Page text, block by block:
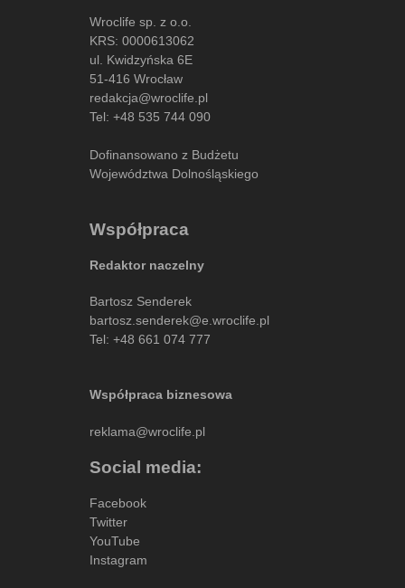
Wroclife sp. z o.o.
KRS: 0000613062
ul. Kwidzyńska 6E
51-416 Wrocław
redakcja@wroclife.pl
Tel: +48 535 744 090
Dofinansowano z Budżetu
Województwa Dolnośląskiego
Współpraca
Redaktor naczelny
Bartosz Senderek
bartosz.senderek@e.wroclife.pl
Tel: +48 661 074 777
Współpraca biznesowa
reklama@wroclife.pl
Social media:
Facebook
Twitter
YouTube
Instagram